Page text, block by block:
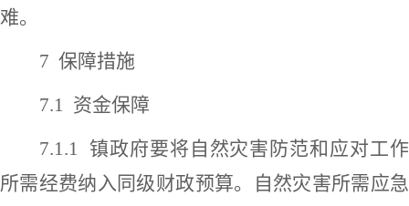
难。
7 保障措施
7.1 资金保障
7.1.1 镇政府要将 自然灾害 防范和应对工作
所需经费纳入同级财政预算。
自然灾害所需应急